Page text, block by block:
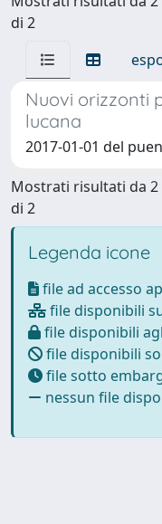
di 2
Nuovi orizzonti
lucana
2017-01-01 del
Mostrati risultati da 2
di 2
Legenda icone
file ad accesso
file disponibili
file disponibili
file disponibili
file sotto
nessun file